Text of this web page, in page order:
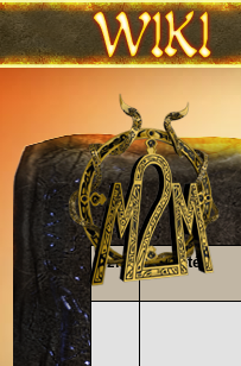
Ugrás:navigáció,keresés
Szint Küldetés